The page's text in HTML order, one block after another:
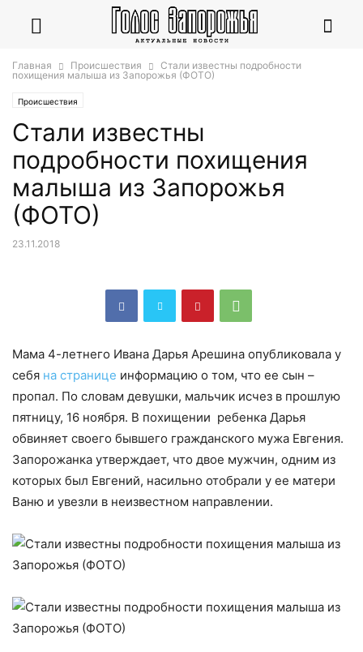
Главная Происшествия
Стали известны подробности
похищения малыша из Запорожья (ФОТО)
Происшествия
Стали известны
подробности похищения
малыша из Запорожья
(ФОТО)
23.11.2018
Мама 4-летнего Ивана Дарья Арешина опубликовала у
себя на странице информацию о том, что ее сын –
пропал. По словам девушки, мальчик исчез в прошлую
пятницу, 16 ноября. В похищении ребенка Дарья
обвиняет своего бывшего гражданского мужа Евгения.
Запорожанка утверждает, что двое мужчин, одним из
которых был Евгений, насильно отобрали у ее матери
Ваню и увезли в неизвестном направлении.